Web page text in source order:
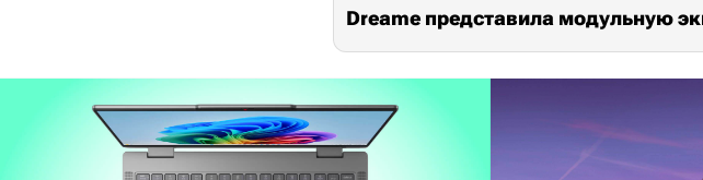
Dreame представила модульную